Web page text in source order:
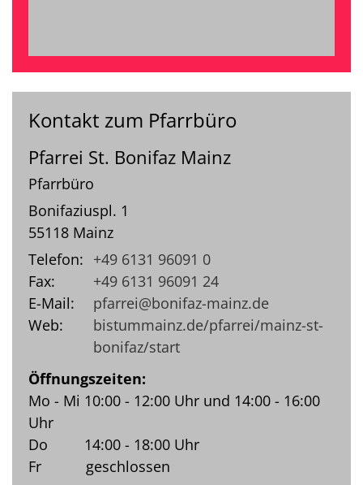
Kontakt zum Pfarrbüro
Pfarrei St. Bonifaz Mainz
Pfarrbüro
Bonifaziuspl. 1
55118 Mainz
Telefon: +49 6131 96091 0
Fax:
+49 6131 96091 24
E-Mail:
pfarrei@bonifaz-mainz.de
Web:
bistummainz.de/pfarrei/mainz-st-
bonifaz/start
Öffnungszeiten:
Mo - Mi 10:00 - 12:00 Uhr und 14:00 - 16:00
Uhr
Do 14:00 - 18:00 Uhr
Fr geschlossen